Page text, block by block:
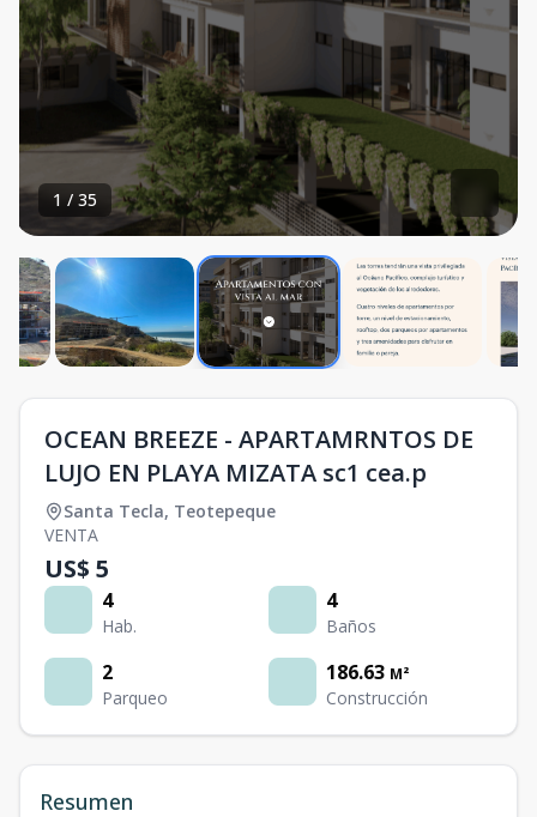
1 / 35
OCEAN BREEZE - APARTAMRNTOS DE
LUJO EN PLAYA MIZATA sc1 cea.p
Santa Tecla, Teotepeque
VENTA
US$ 5
4
Hab.
4
Baños
2
Parqueo
186.63 M²
Construcción
Resumen